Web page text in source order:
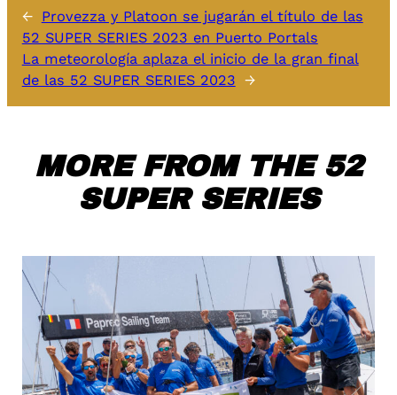
← Provezza y Platoon se jugarán el título de las
52 SUPER SERIES 2023 en Puerto Portals
La meteorología aplaza el inicio de la gran final
de las 52 SUPER SERIES 2023 →
MORE FROM THE 52
SUPER SERIES